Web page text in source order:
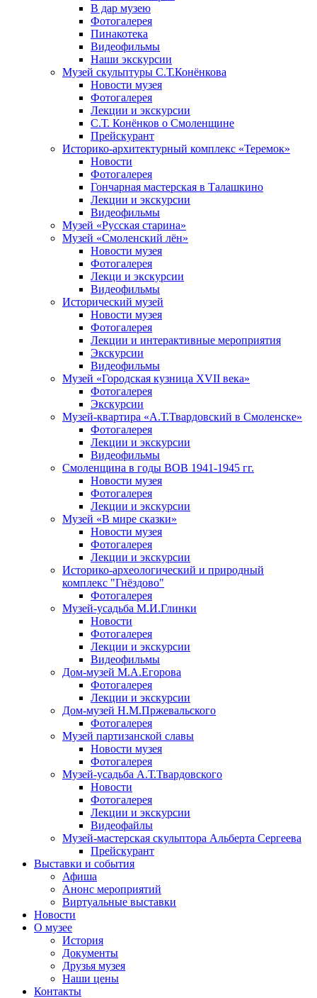
В дар музею
Фотогалерея
Пинакотека
Видеофильмы
Наши экскурсии
Музей скульптуры С.Т.Конёнкова
Новости музея
Фотогалерея
Лекции и экскурсии
С.Т. Конёнков о Смоленщине
Прейскурант
Историко-архитектурный комплекс «Теремок»
Новости
Фотогалерея
Гончарная мастерская в Талашкино
Лекции и экскурсии
Видеофильмы
Музей «Русская старина»
Музей «Смоленский лён»
Новости музея
Фотогалерея
Лекци и экскурсии
Видеофильмы
Исторический музей
Новости музея
Фотогалерея
Лекции и интерактивные мероприятия
Экскурсии
Видеофильмы
Музей «Городская кузница XVII века»
Фотогалерея
Экскурсии
Музей-квартира «А.Т.Твардовский в Смоленске»
Фотогалерея
Лекции и экскурсии
Видеофильмы
Смоленщина в годы ВОВ 1941-1945 гг.
Новости музея
Фотогалерея
Лекции и экскурсии
Музей «В мире сказки»
Новости музея
Фотогалерея
Лекции и экскурсии
Историко-археологический и природный
комплекс "Гнёздово"
Фотогалерея
Музей-усадьба М.И.Глинки
Новости
Фотогалерея
Лекции и экскурсии
Видеофильмы
Дом-музей М.А.Егорова
Фотогалерея
Лекции и экскурсии
Дом-музей Н.М.Пржевальского
Фотогалерея
Музей партизанской славы
Новости музея
Фотогалерея
Музей-усадьба А.Т.Твардовского
Новости
Фотогалерея
Лекции и экскурсии
Видеофайлы
Музей-мастерская скульптора Альберта Сергеева
Прейскурант
Выставки и события
Афиша
Анонс мероприятий
Виртуальные выставки
Новости
О музее
История
Документы
Друзья музея
Наши цены
Контакты